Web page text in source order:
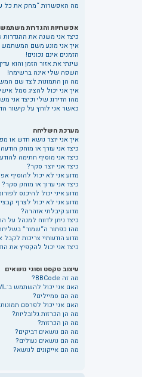
מה האפשרות “מחק את כל
אפשרויות והגדרות משתמש
כיצד אני משנה את ההגדרות
איך אני מונע משם
הזמנים אינם נכונים!
שינתי את אזור הזמן והוא
השפה שלי אינה ברשימה!
מה הן התמונות לצד שם
איך אני יכול להציג סמל
מהו הדירוג שלי וכיצד אני
כאשר אני לוחץ על קישור
מערכת השליחה
איך אני יוצר נושא חדש או
כיצד אני עורך או מוחק
כיצד אני מוסיף חתימה
כיצד אני יוצר סקר?
מדוע אני לא יכול להוסיף
כיצד אני ערוך או מוחק סקר?
מדוע איני יכול להיכנס
מדוע אני לא יכול לצרף
מדוע קיבלתי אזהרה?
כיצד ניתן לדווח למנהל על
מהו כפתור ה“שמור”
מדוע הודעותיי צריכות לקבל
כיצד אני יכול להקפיץ את
עיצוב טקסט וסוגי נושאים
מה זה BBCode?
האם אני יכול להשתמש ב־HTML?
מה הם סמיילים?
האם אני יכול לפרסם
מה הן הכרזות גלובליות?
מה הן הכרזות?
מה הם נושאים דביקים?
מה הם נושאים נעולים?
מה הם אייקונים לנושא?